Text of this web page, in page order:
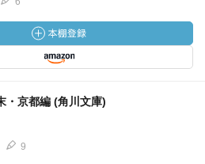
・京都編 (角川文庫)
9